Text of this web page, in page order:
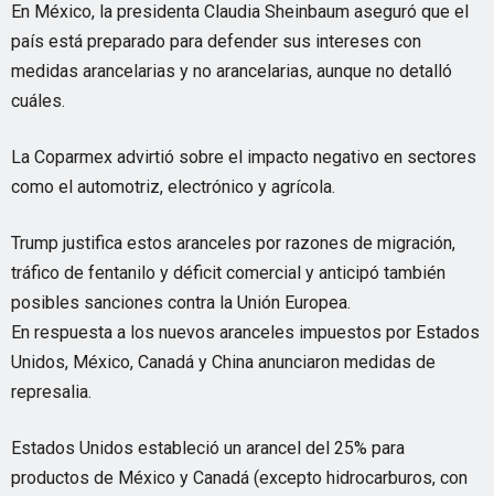
En México, la presidenta Claudia Sheinbaum aseguró que el
país está preparado para defender sus intereses con
medidas arancelarias y no arancelarias, aunque no detalló
cuáles.
La Coparmex advirtió sobre el impacto negativo en sectores
como el automotriz, electrónico y agrícola.
Trump justifica estos aranceles por razones de migración,
tráfico de fentanilo y déficit comercial y anticipó también
posibles sanciones contra la Unión Europea.
En respuesta a los nuevos aranceles impuestos por Estados
Unidos, México, Canadá y China anunciaron medidas de
represalia.
Estados Unidos estableció un arancel del 25% para
productos de México y Canadá (excepto hidrocarburos, con